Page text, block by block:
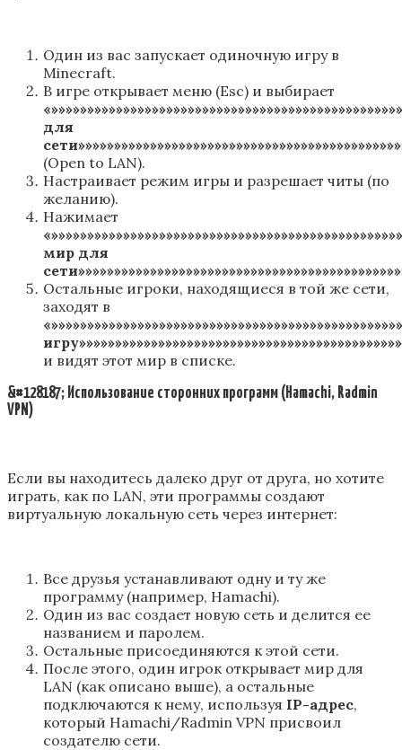
Один из вас запускает одиночную игру в
Minecraft.
В игре открывает меню (Esc) и выбирает
для
(Open to LAN).
Настраивает режим игры и разрешает читы (по
желанию).
Нажимает
мир для
Остальные игроки, находящиеся в той же сети,
заходят в
и видят этот мир в списке.
&#128187; Использование сторонних программ (Hamachi, Radmin
VPN)
Если вы находитесь далеко друг от друга, но хотите
играть, как по LAN, эти программы создают
виртуальную локальную сеть через интернет:
Все друзья устанавливают одну и ту же
программу (например, Hamachi).
Один из вас создает новую сеть и делится ее
названием и паролем.
Остальные присоединяются к этой сети.
После этого, один игрок открывает мир для
LAN (как описано выше), а остальные
подключаются к нему, используя IP-адрес,
который Hamachi/Radmin VPN присвоил
создателю сети.